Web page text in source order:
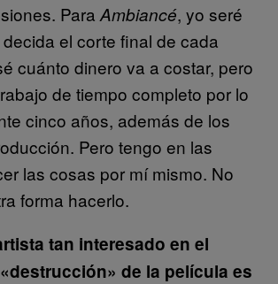
Para Ambiancé, yo seré
el corte final de cada
cuánto dinero va a costar, pero
de tiempo completo por lo
cinco años, además de los
Pero tengo en las
las cosas por mí mismo. No
forma hacerlo.
tan interesado en el
de la película es